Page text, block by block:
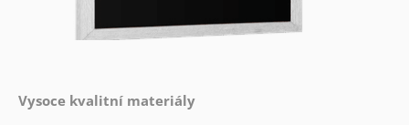
Vysoce kvalitní materiály